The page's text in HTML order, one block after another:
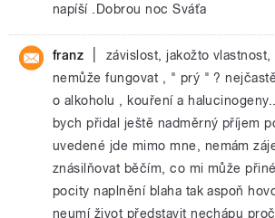
napíší .Dobrou noc Sváťa
franz
závislost, jakožto
nemůže fungovat , " prý " ?
o alkoholu , kouření a
bych přidal ještě nadměrný příjem
uvedené jde mimo mne, nemám
znásilňovat běčím, co mi může
pocity naplnění blaha tak aspoň
neumí život představit nechápu